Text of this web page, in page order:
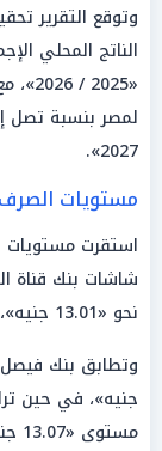
2027».
مستويات
استقرت مستويات
شاشات بنك قناة
نحو «13.01 جنيه»، وبلغ سعر البيع للعملاء حدود «13.10 جنيه».
جنيه»، في حين
مستوى «13.07 جنيه».